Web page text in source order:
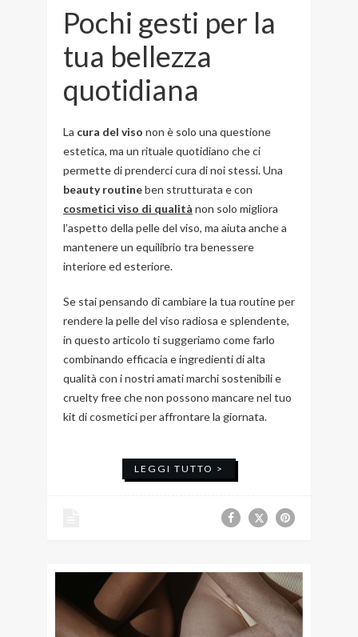
Pochi gesti per la
tua bellezza
quotidiana
La cura del viso non è solo una questione
estetica, ma un rituale quotidiano che ci
permette di prenderci cura di noi stessi. Una
beauty routineben strutturata e con
cosmetici viso di qualità non solo migliora
l’aspetto della pelle del viso, ma aiuta anche a
mantenere un equilibrio tra benessere
interiore ed esteriore.
Se stai pensando di cambiare la tua routine per
rendere la pelle del viso radiosa e splendente,
in questo articolo ti suggeriamo come farlo
combinando efficacia e ingredienti di alta
qualità con i nostri amati marchi sostenibili e
cruelty free che non possono mancare nel tuo
kit di cosmetici per affrontare la giornata.
LEGGI TUTTO >